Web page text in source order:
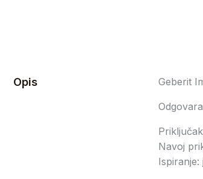
Opis Geberit
Navoj
Ispiranje: